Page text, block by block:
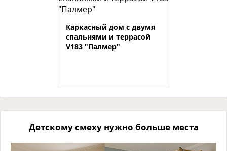
Каркасный дом с двумя
спальнями и террасой
V183 "Палмер"
Детскому смеху нужно больше места